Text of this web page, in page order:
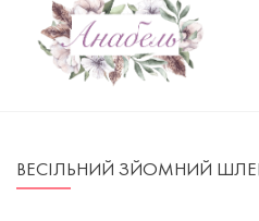
ВЕСІЛЬНИЙ ЗЙОМНИЙ